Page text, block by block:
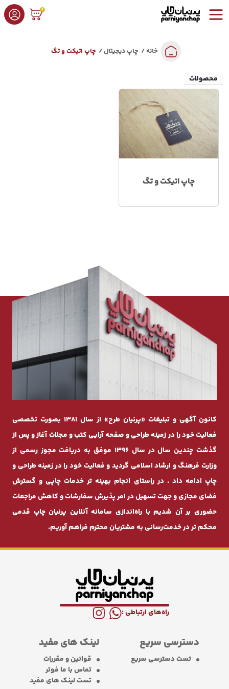
0
خانه چاپ دیجیتال چاپ اتیکت و تگ
محصولات
چاپ اتیکت و تگ
کانون آگهی و تبلیغات «پرنیان طرح» از سال 1381 بصورت تخصصی
فعالیت خود را در زمینه طراحی و صفحه ‌آرایی کتب و مجلات آغاز و پس از
گذشت چندیـن سال در سال 1396 موفق به دریافت مجوز رسمی از
وزارت فرهنگ و ارشاد اسلامی گردید و فعالیت خود را در زمینه طراحی و
چاپ ادامه داد . در راستای انجام بهینه ‌تر خدمات چاپی و گسترش
فضای مجازی و جهت تسهیل در امر پذیرش سفارشات و کاهش مراجعات
حضوری بر آن شدیم با راه‌اندازی سامانه آنلاین پرنیان ‌چاپ قدمی
محکم ‌تر در خدمت‌رسانی به مشتریان محترم فراهم آوریم.
راه‌های ارتباطی :
دسترسی سریع
تست دسترسی سریع
لینک های مفید
قوانین و مقررات
تماس با ما فوتر
تست لینک های مفید